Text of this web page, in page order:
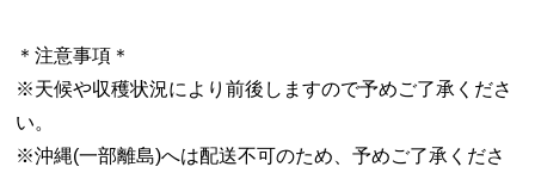
＊注意事項＊
※天候や収穫状況により前後しますので予めご了承くださ
い。
※沖縄(一部離島)へは配送不可のため、予めご了承くださ